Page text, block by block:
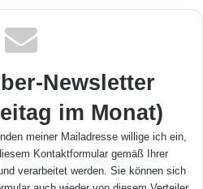
Newsletter
im Monat)
meiner Mailadresse willige ich ein,
Kontaktformular gemäß Ihrer
verarbeitet werden. Sie können sich